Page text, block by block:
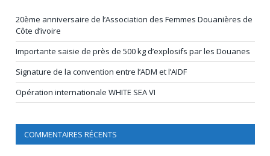
20ème anniversaire de l’Association des Femmes Douanières de
Côte d’ivoire
Importante saisie de près de 500 kg d’explosifs par les Douanes
Signature de la convention entre l’ADM et l’AIDF
Opération internationale WHITE SEA VI
COMMENTAIRES RÉCENTS